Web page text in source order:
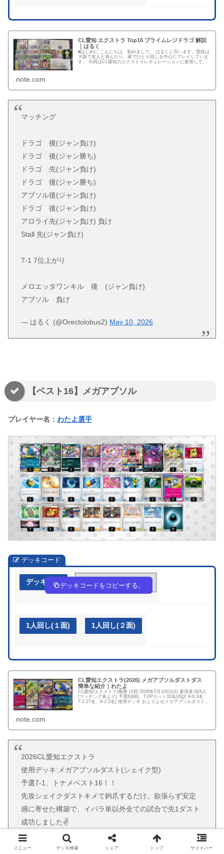
CL愛知 エクストラ Top16 プライムレジドラゴ 解説
｜はるく
■はじめに こんにちは。初めまして。 はるくと言います。普段は
大阪で友人と遊んだり、家でひとり回しを中心にプレイしていま
す。 今回はCL愛知のエクストラレギュレーションに参加して、
note.com
マッチング
ドラゴ 後(ジャン負け)
ドラゴ 後(ジャン勝ち)
ドラゴ 先(ジャン負け)
ドラゴ 後(ジャン勝ち)
アブソル後(ジャン負け)
ドラゴ 後(ジャン負け)
アロライ先(ジャン負け) 負け
Stall 先(ジャン負け)
7-1 7位上がり
メロエッタワンキル 後 (ジャン負け)
アブソル 負け
— はるく (@Orectolobus2) May 10, 2026
【ベスト16】メガアブソル
プレイヤー名： わたよ選手
デッキコード
デッキ作成 wFwfvk-FTIBlZ-Fb5vkk
デッキコードをコピーする。
1人回し(１面) 1人回し(２面)
CL愛知エクストラ(2026) メガアブソルダストダス
簡単な紹介｜わたよ
CL愛知(エクストラ)概要 日程:2026年5月10日(日) 参加者:824人
(マッチング表より) 予選8回戦、TOPカット32名(内訳 8-0:3名、
7-1:27名、6-2:2名) 使用デッキ おとりよせメガアブソルダストダ
note.com
2026CL愛知エクストラ
使用デッキ:メガアブソルダスト(シェイク型)
予選7-1、トナメベスト16！！
先攻シェイクダストキメて鉤爪するだけ。欲張らず安定
感に寄せた構築で、イバラ単以外全ての試合で先1ダスト
成功しました✌️
千葉時代の友人知人、久しぶりに会えた人がいっぱい居
メニュー デッキ検索 シェア トップ サイドバー